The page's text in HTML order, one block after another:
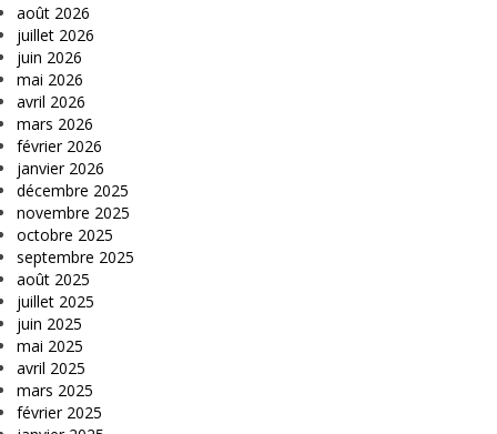
août 2026
juillet 2026
juin 2026
mai 2026
avril 2026
mars 2026
février 2026
janvier 2026
décembre 2025
novembre 2025
octobre 2025
septembre 2025
août 2025
juillet 2025
juin 2025
mai 2025
avril 2025
mars 2025
février 2025